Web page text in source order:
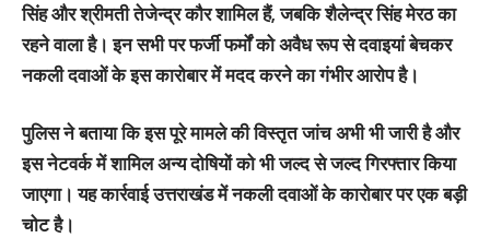
सिंहऔरश्रीमती तेजेन्द्र कौरशामिल हैं, जबकिशैलेन्द्र सिंहमेरठ का
रहने वाला है। इन सभी पर फर्जी फर्मों को अवैध रूप से दवाइयां बेचकर
नकली दवाओं के इस कारोबार में मदद करने का गंभीर आरोप है।
पुलिस ने बताया कि इस पूरे मामले की विस्तृत जांच अभी भी जारी है और
इस नेटवर्क में शामिल अन्य दोषियों को भी जल्द से जल्द गिरफ्तार किया
जाएगा। यह कार्रवाई उत्तराखंड में नकली दवाओं के कारोबार पर एक बड़ी
चोट है।